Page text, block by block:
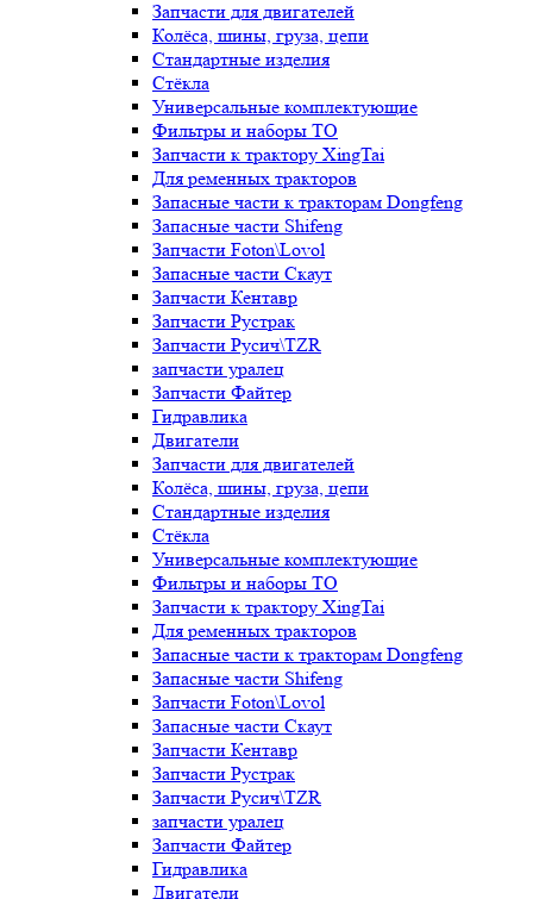
Запчасти для двигателей
Колёса, шины, груза, цепи
Стандартные изделия
Стёкла
Универсальные комплектующие
Фильтры и наборы ТО
Запчасти к трактору XingTai
Для ременных тракторов
Запасные части к тракторам Dongfeng
Запасные части Shifeng
Запчасти Foton\Lovol
Запасные части Скаут
Запчасти Кентавр
Запчасти Рустрак
Запчасти Русич\TZR
запчасти уралец
Запчасти Файтер
Гидравлика
Двигатели
Запчасти для двигателей
Колёса, шины, груза, цепи
Стандартные изделия
Стёкла
Универсальные комплектующие
Фильтры и наборы ТО
Запчасти к трактору XingTai
Для ременных тракторов
Запасные части к тракторам Dongfeng
Запасные части Shifeng
Запчасти Foton\Lovol
Запасные части Скаут
Запчасти Кентавр
Запчасти Рустрак
Запчасти Русич\TZR
запчасти уралец
Запчасти Файтер
Гидравлика
Двигатели